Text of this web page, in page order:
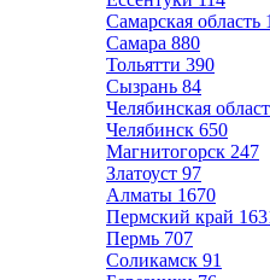
Самарская область
Самара 880
Тольятти 390
Сызрань 84
Челябинская
Челябинск 650
Магнитогорск 247
Златоуст 97
Алматы 1670
Пермский край
Пермь 707
Соликамск 91